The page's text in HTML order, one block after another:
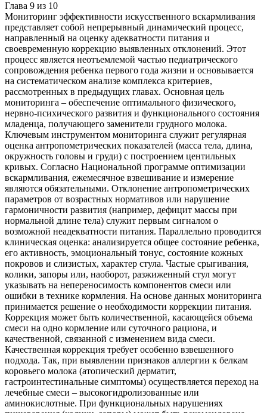
Глава 9 из 10
Мониторинг эффективности искусственного вскармливания
представляет собой непрерывный динамический процесс,
направленный на оценку адекватности питания и
своевременную коррекцию выявленных отклонений. Этот
процесс является неотъемлемой частью педиатрического
сопровождения ребенка первого года жизни и основывается
на систематическом анализе комплекса критериев,
рассмотренных в предыдущих главах. Основная цель
мониторинга – обеспечение оптимального физического,
нервно-психического развития и функционального состояния
младенца, получающего заменители грудного молока.
Ключевым инструментом мониторинга служит регулярная
оценка антропометрических показателей (масса тела, длина,
окружность головы и груди) с построением центильных
кривых. Согласно Национальной программе оптимизации
вскармливания, ежемесячное взвешивание и измерение
являются обязательными. Отклонение антропометрических
параметров от возрастных нормативов или нарушение
гармоничности развития (например, дефицит массы при
нормальной длине тела) служит первым сигналом о
возможной неадекватности питания. Параллельно проводится
клиническая оценка: анализируется общее состояние ребенка,
его активность, эмоциональный тонус, состояние кожных
покровов и слизистых, характер стула. Частые срыгивания,
колики, запоры или, наоборот, разжиженный стул могут
указывать на непереносимость компонентов смеси или
ошибки в технике кормления. На основе данных мониторинга
принимается решение о необходимости коррекции питания.
Коррекция может быть количественной, касающейся объема
смеси на одно кормление или суточного рациона, и
качественной, связанной с изменением вида смеси.
Качественная коррекция требует особенно взвешенного
подхода. Так, при выявлении признаков аллергии к белкам
коровьего молока (атопический дерматит,
гастроинтестинальные симптомы) осуществляется переход на
лечебные смеси – высокогидролизованные или
аминокислотные. При функциональных нарушениях